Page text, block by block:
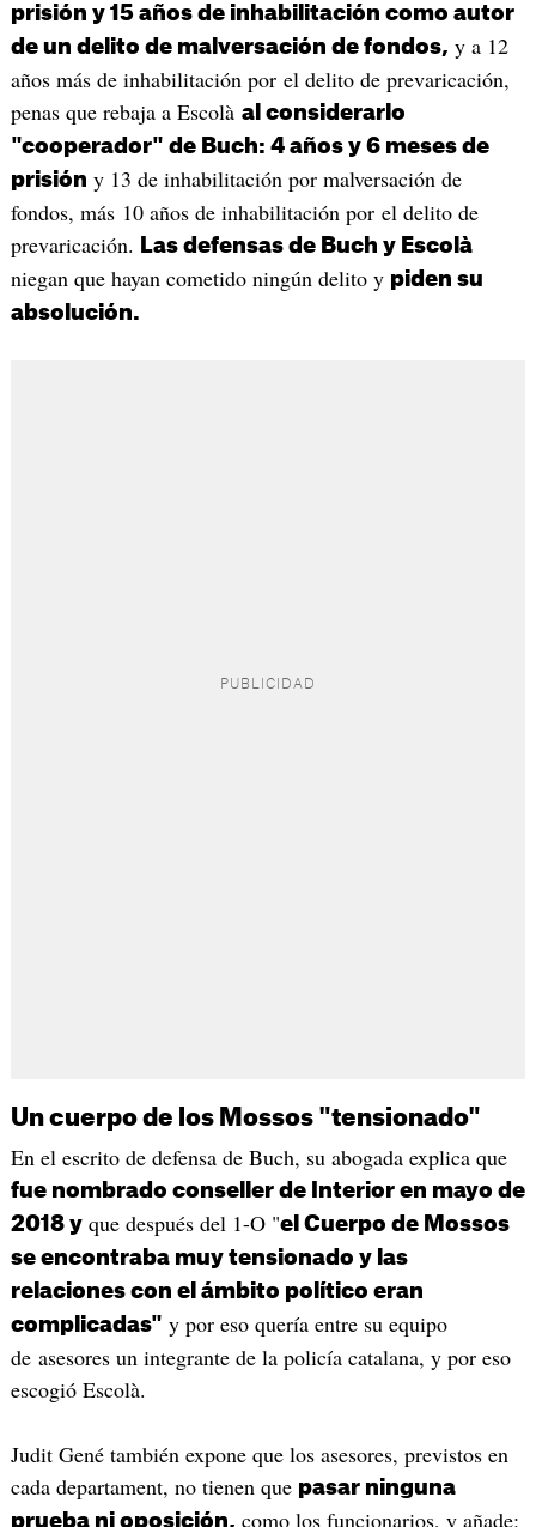
prisión y 15 años de inhabilitación como autor
de un delito de malversación de fondos, y a 12
años más de inhabilitación por el delito de prevaricación,
penas que rebaja a Escolà al considerarlo
"cooperador" de Buch: 4 años y 6 meses de
prisión y 13 de inhabilitación por malversación de
fondos, más 10 años de inhabilitación por el delito de
prevaricación.
Las defensas de Buch y Escolà
niegan que hayan cometido ningún delito y piden su
absolución.
Un cuerpo de los Mossos "tensionado"
En el escrito de defensa de Buch, su abogada explica que
fue nombrado conseller de Interior en mayo de
2018 yque después del 1-O "el Cuerpo de Mossos
se encontraba muy tensionado y las
relaciones con el ámbito político eran
complicadas" y por eso quería entre su equipo
de asesores un integrante de la policía catalana, y por eso
escogió Escolà.
Judit Gené también expone que los asesores, previstos en
cada departament, no tienen que pasar ninguna
prueba ni oposición, como los funcionarios, y añade: